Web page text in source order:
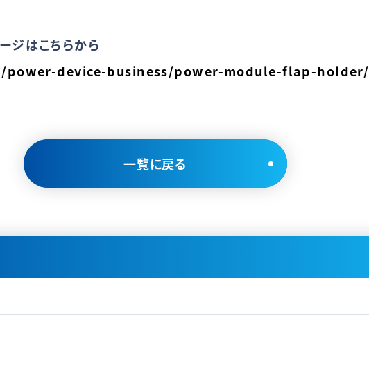
ジはこちらから
device-business/power-module-flap-holder/
一覧に戻る